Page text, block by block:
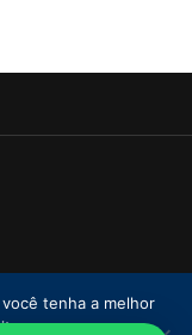
tenha a melhor